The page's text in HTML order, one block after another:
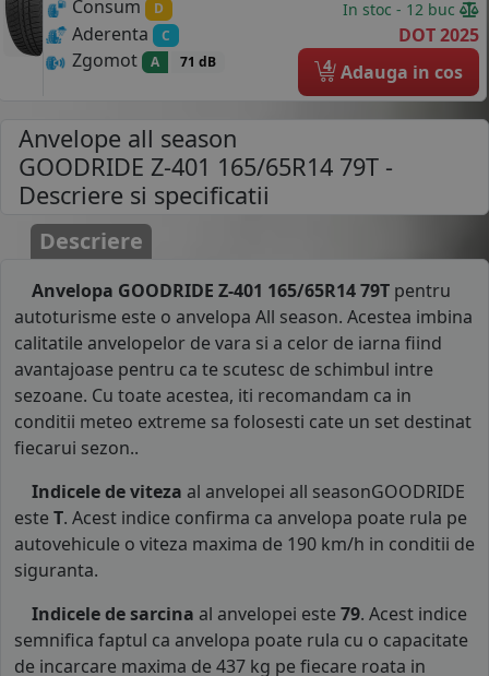
Consum D
Aderenta C
Zgomot A 71 dB
In stoc - 12 buc
DOT 2025
4 Adauga in cos
Anvelope all season
GOODRIDE Z-401 165/65R14 79T -
Descriere si specificatii
Descriere
Anvelopa GOODRIDE Z-401 165/65R14 79T pentru
autoturisme este o anvelopa All season. Acestea imbina
calitatile anvelopelor de vara si a celor de iarna fiind
avantajoase pentru ca te scutesc de schimbul intre
sezoane. Cu toate acestea, iti recomandam ca in
conditii meteo extreme sa folosesti cate un set destinat
fiecarui sezon..
Indicele de viteza al anvelopei all seasonGOODRIDE
este T. Acest indice confirma ca anvelopa poate rula pe
autovehicule o viteza maxima de 190 km/h in conditii de
siguranta.
Indicele de sarcina al anvelopei este 79. Acest indice
semnifica faptul ca anvelopa poate rula cu o capacitate
de incarcare maxima de 437 kg pe fiecare roata in